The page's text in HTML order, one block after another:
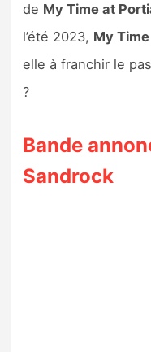
de My Time at
l’été 2023, My
elle à franchir le
?
Bande
Sandrock